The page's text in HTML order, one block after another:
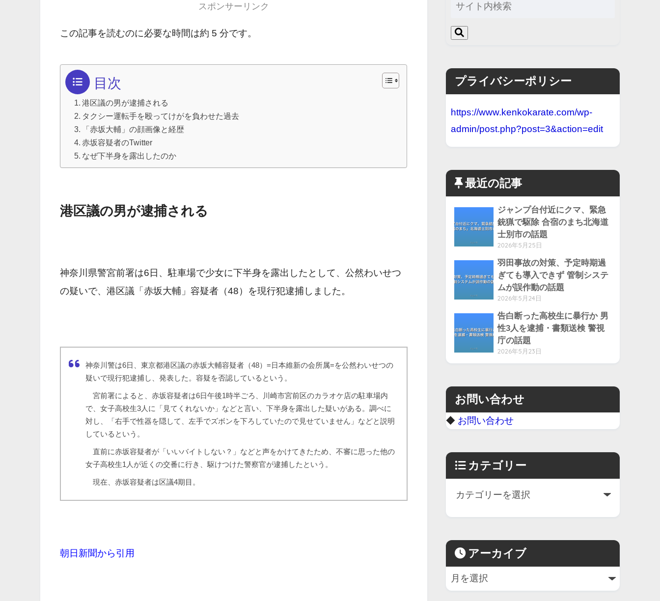
スポンサーリンク
この記事を読むのに必要な時間は約 5 分です。
目次
港区議の男が逮捕される
タクシー運転手を殴ってけがを負わせた過去
「赤坂大輔」の顔画像と経歴
赤坂容疑者のTwitter
なぜ下半身を露出したのか
港区議の男が逮捕される
神奈川県警宮前署は6日、駐車場で少女に下半身を露出したとして、公然わいせつ
の疑いで、港区議「赤坂大輔」容疑者（48）を現行犯逮捕しました。
神奈川警は6日、東京都港区議の赤坂大輔容疑者（48）=日本維新の会所属=を公然わいせつの
疑いで現行犯逮捕し、発表した。容疑を否認しているという。
宮前署によると、赤坂容疑者は6日午後1時半ごろ、川崎市宮前区のカラオケ店の駐車場内
で、女子高校生3人に「見てくれないか」などと言い、下半身を露出した疑いがある。調べに
対し、「右手で性器を隠して、左手でズボンを下ろしていたので見せていません」などと説明
しているという。
直前に赤坂容疑者が「いいバイトしない？」などと声をかけてきたため、不審に思った他の
女子高校生1人が近くの交番に行き、駆けつけた警察官が逮捕したという。
現在、赤坂容疑者は区議4期目。
朝日新聞から引用
プライバシーポリシー
https://www.kenkokarate.com/wp-
admin/post.php?post=3&action=edit
最近の記事
ジャンプ台付近にクマ、緊急
銃猟で駆除 合宿のまち北海道
士別市の話題
2026年5月25日
羽田事故の対策、予定時期過
ぎても導入できず 管制システ
ムが誤作動の話題
2026年5月24日
告白断った高校生に暴行か 男
性3人を逮捕・書類送検 警視
庁の話題
2026年5月23日
お問い合わせ
◆ お問い合わせ
カテゴリー
アーカイブ